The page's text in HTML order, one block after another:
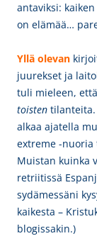
antaviksi:
on elämää…
Yllä olevan
juurekset ja
tuli mieleen,
toisten tilanteita.
alkaa ajatella
extreme -nuoria
Muistan kuinka
retriitissä
sydämessäni
kaikesta –
blogissakin.)